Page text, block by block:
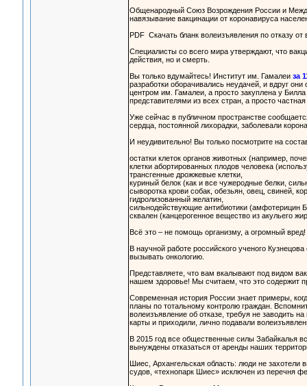
Общенародный Союз Возрождения России и
навязывание вакцинации от коронавируса
PDF Скачать бланк волеизъявления по отказу от
Специалисты со всего мира утверждают, что
действия, но и смерть.
Вы только вдумайтесь! Институт им. Гамалеи за
разработки оборачивались неудачей, и вдруг
центром им. Гамалеи, а просто закуплена у
представителями из всех стран, а просто
Уже сейчас в публичном пространстве
сердца, постоянной лихорадки, заболевали
И неудивительно! Вы только посмотрите на
остатки клеток органов животных (например,
клетки абортированных плодов человека
трансгенные дрожжевые клетки,
куриный белок (как и все чужеродные белки,
сыворотка крови собак, обезьян, овец, свиней,
гидролизованный желатин,
сильнодействующие антибиотики (амфотерицин
сквален (канцерогенное вещество из акульего
Всё это – не помощь организму, а огромный вред!
В научной работе российского ученого
вызывать онкологию.
Представляете, что вам вкалывают под видом
нашем здоровье! Мы считаем, что это содержит
Современная история России знает примеры,
планы по тотальному контролю граждан.
волеизъявление об отказе, требуя не заводить
карты и приходили, лично подавали
В 2015 год все общественные силы Забайкалья
вынуждены отказаться от аренды наших
Шиес, Архангельская область: люди не
судов, «технопарк Шиес» исключен из перечня